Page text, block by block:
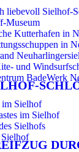
liebevoll Sielhof-
Museum
Kutterhafen in
in
Neuharlingersiel
und
BadeWerk
Sielhof
im Sielhof
Sielhofs